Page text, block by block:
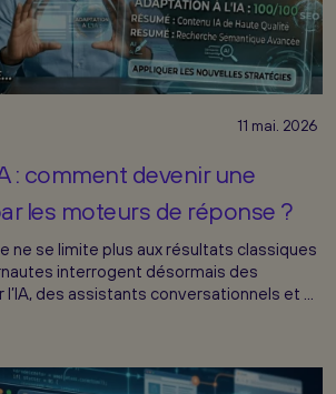
11 mai. 2026
: comment devenir une
les moteurs de réponse ?
ne se limite plus aux résultats classiques
interrogent désormais des
des assistants conversationnels et ...